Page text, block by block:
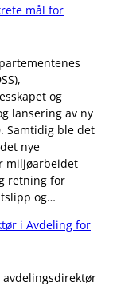
mål for
og
lansering av ny
Samtidig ble det
nye
miljøarbeidet
retning for
og…
i Avdeling for